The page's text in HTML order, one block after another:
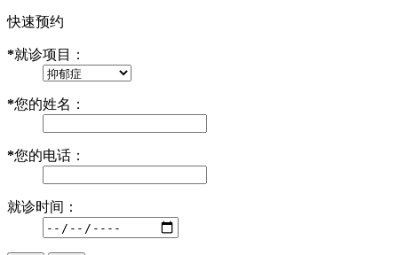
快速预约
*就诊项目：
*您的姓名：
*您的电话：
就诊时间：